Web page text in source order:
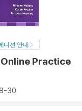
디션 안내
Practice
30